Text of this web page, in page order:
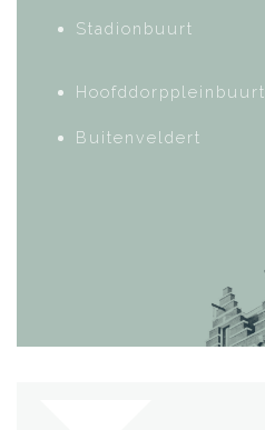
Stadionbuurt
Hoofddorppleinbuurt
Buitenveldert